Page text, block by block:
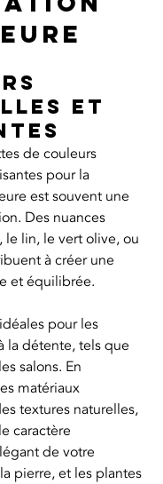
et
de couleurs
pour la
est souvent une
Des nuances
lin, le vert olive, ou
à créer une
et équilibrée.
pour les
la détente, tels que
salons. En
matériaux
textures naturelles,
caractère
de votre
pierre, et les plantes